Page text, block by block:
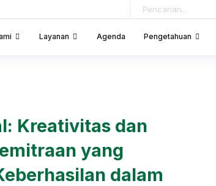
Layanan Agenda Pengetahuan
Kreativitas dan
yang
dalam